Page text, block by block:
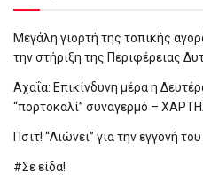
Μεγάλη γιορτή της τοπικής
την στήριξη της Περιφέρειας
Αχαΐα: Επικίνδυνη μέρα η
“πορτοκαλί” συναγερμό –
Πσιτ! “Λιώνει” για την εγγονή
#Σε είδα!